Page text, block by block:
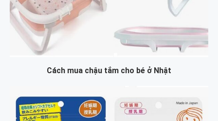
Cách mua chậu tắm cho bé ở Nhật